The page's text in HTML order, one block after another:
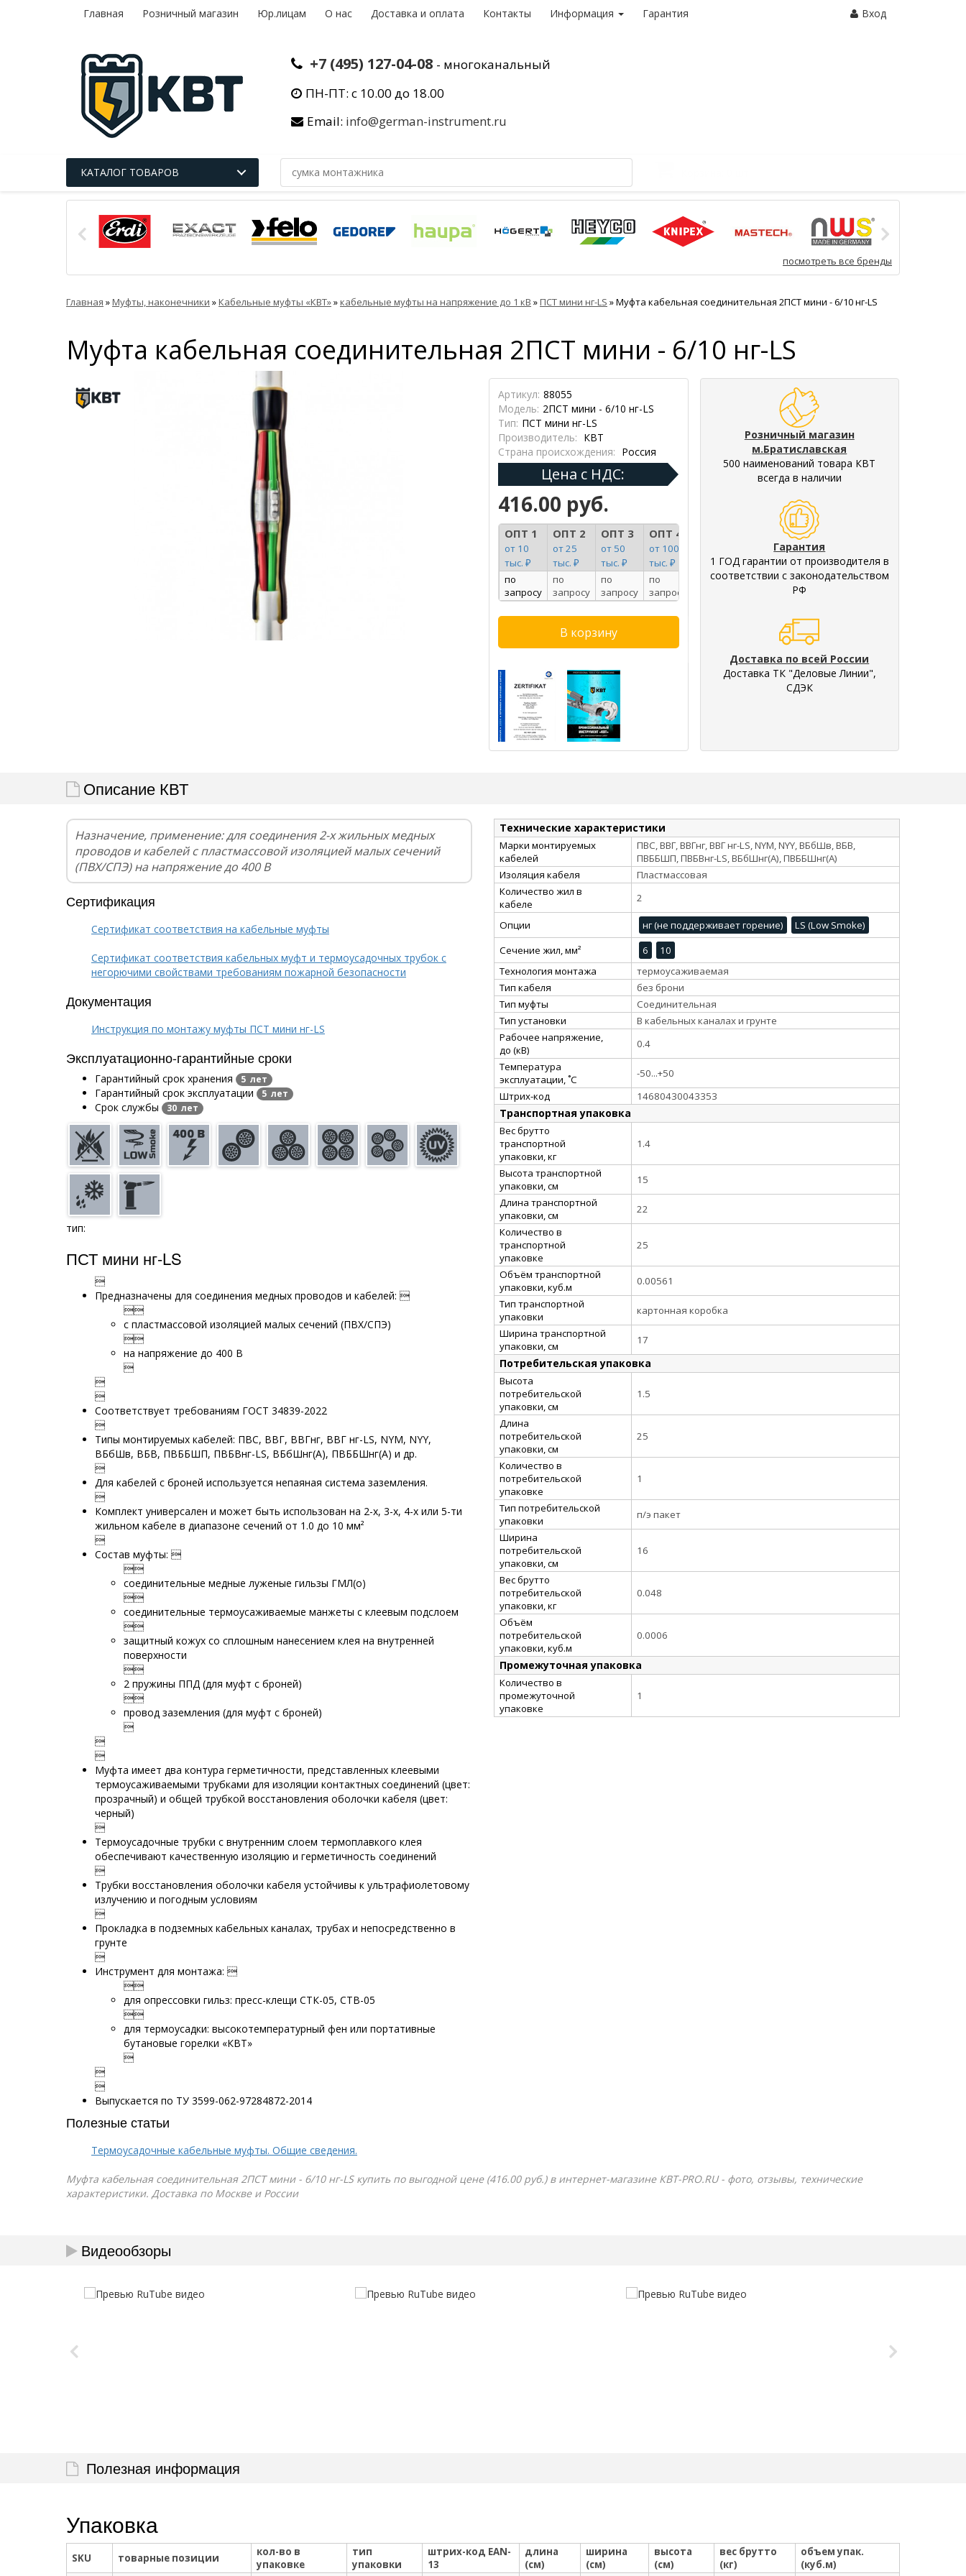
Главная Розничный магазин Юр.лицам О нас Доставка и оплата Контакты Информация Гарантия Вход
+7 (495) 127-04-08 - многоканальный
ПН-ПТ: с 10.00 до 18.00
Email: info@german-instrument.ru
КАТАЛОГ ТОВАРОВ
посмотреть все бренды
Главная »Муфты, наконечники »Кабельные муфты «КВТ»»кабельные муфты на напряжение до 1 кВ »ПСТ мини нг-LS »Муфта кабельная соединительная 2ПСТ мини - 6/10 нг-LS
Муфта кабельная соединительная 2ПСТ мини - 6/10 нг-LS
Артикул: 88055
Модель: 2ПСТ мини - 6/10 нг-LS
Тип: ПСТ мини нг-LS
Производитель: КВТ
Страна происхождения: Россия
Цена с НДС:
416.00 руб.
ОПТ 1
от 10
тыс. ₽
ОПТ 2
от 25
тыс. ₽
ОПТ 3
от 50
тыс. ₽
ОПТ 4
от 100
тыс. ₽
по
запросу
по
запросу
по
запросу
по
запросу
Розничный магазин
м.Братиславская
500 наименований товара КВТ
всегда в наличии
Гарантия
1 ГОД гарантии от производителя в
соответствии с законодательством
РФ
Доставка по всей России
Доставка ТК "Деловые Линии",
СДЭК
Описание КВТ
Назначение, применение: для соединения 2-х жильных медных
проводов и кабелей с пластмассовой изоляцией малых сечений
(ПВХ/СПЭ) на напряжение до 400 В
Сертификация
Сертификат соответствия на кабельные муфты
Сертификат соответствия кабельных муфт и термоусадочных трубок с
негорючими свойствами требованиям пожарной безопасности
Документация
Инструкция по монтажу муфты ПСТ мини нг-LS
Эксплуатационно-гарантийные сроки
Гарантийный срок хранения 5 лет
Гарантийный срок эксплуатации 5 лет
Срок службы 30 лет
тип:
ПСТ мини нг-LS

Предназначены для соединения медных проводов и кабелей: 

с пластмассовой изоляцией малых сечений (ПВХ/СПЭ)

на напряжение до 400 В



Соответствует требованиям ГОСТ 34839-2022

Типы монтируемых кабелей: ПВС, ВВГ, ВВГнг, ВВГ нг-LS, NYM, NYY,
ВБбШв, ВБВ, ПВББШП, ПВБВнг-LS, ВБбШнг(А), ПВББШнг(А) и др.

Для кабелей с броней используется непаяная система заземления.

Комплект универсален и может быть использован на 2-х, 3-х, 4-х или 5-ти
жильном кабеле в диапазоне сечений от 1.0 до 10 мм²

Состав муфты: 

соединительные медные луженые гильзы ГМЛ(о)

соединительные термоусаживаемые манжеты с клеевым подслоем

защитный кожух со сплошным нанесением клея на внутренней
поверхности

2 пружины ППД (для муфт с броней)

провод заземления (для муфт с броней)



Муфта имеет два контура герметичности, представленных клеевыми
термоусаживаемыми трубками для изоляции контактных соединений (цвет:
прозрачный) и общей трубкой восстановления оболочки кабеля (цвет:
черный)

Термоусадочные трубки с внутренним слоем термоплавкого клея
обеспечивают качественную изоляцию и герметичность соединений

Трубки восстановления оболочки кабеля устойчивы к ультрафиолетовому
излучению и погодным условиям

Прокладка в подземных кабельных каналах, трубах и непосредственно в
грунте

Инструмент для монтажа: 

для опрессовки гильз: пресс-клещи СТК-05, СТВ-05

для термоусадки: высокотемпературный фен или портативные
бутановые горелки «КВТ»



Выпускается по ТУ 3599-062-97284872-2014
Полезные статьи
Термоусадочные кабельные муфты. Общие сведения.
Технические характеристики
Марки монтируемых
кабелей
ПВС, ВВГ, ВВГнг, ВВГ нг-LS, NYM, NYY, ВБбШв, ВБВ,
ПВББШП, ПВБВнг-LS, ВБбШнг(А), ПВББШнг(А)
Изоляция кабеля
Пластмассовая
Количество жил в
кабеле
2
Опции нг (не поддерживает горение)
LS (Low Smoke)
Сечение жил, мм²
6
10
Технология монтажа
термоусаживаемая
Тип кабеля
без брони
Тип муфты
Соединительная
Тип установки
В кабельных каналах и грунте
Рабочее напряжение,
до (кВ)
0.4
Температура
эксплуатации, ˚С
-50...+50
Штрих-код
14680430043353
Транспортная упаковка
Вес брутто
транспортной
упаковки, кг
1.4
Высота транспортной
упаковки, см
15
Длина транспортной
упаковки, см
22
Количество в
транспортной
упаковке
25
Объём транспортной
упаковки, куб.м
0.00561
Тип транспортной
упаковки
картонная коробка
Ширина транспортной
упаковки, см
17
Потребительская упаковка
Высота
потребительской
упаковки, см
1.5
Длина
потребительской
упаковки, см
25
Количество в
потребительской
упаковке
1
Тип потребительской
упаковки
п/э пакет
Ширина
потребительской
упаковки, см
16
Вес брутто
потребительской
упаковки, кг
0.048
Объём
потребительской
упаковки, куб.м
0.0006
Промежуточная упаковка
Количество в
промежуточной
упаковке
1
Муфта кабельная соединительная 2ПСТ мини - 6/10 нг-LS купить по выгодной цене (416.00 руб.) в интернет-магазине КВТ-PRO.RU - фото, отзывы, технические
характеристики. Доставка по Москве и России
Видеообзоры
Полезная информация
Упаковка
SKU товарные позиции
кол-во в
упаковке
тип
упаковки
штрих-код EAN-
13
длина
(см)
ширина
(см)
высота
(см)
вес брутто
(кг)
объем упак.
(куб.м)